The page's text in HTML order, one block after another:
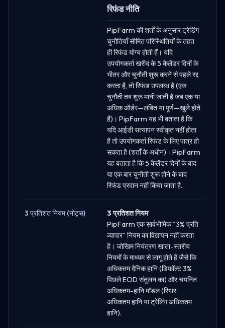
रिफंड नीति
PipFarm की शर्तों के अनुसार ट्रेडिंग
चुनौतियाँ सीमित परिस्थितियों के तहत
ही रिफंड योग्य होती हैं। यदि
उपयोगकर्ता खरीद के 5 कैलेंडर दिनों के
भीतर और चुनौती शुरू करने से पहले रद्द
करता है, तो रिफंड उपलब्ध है (एक
चुनौती तब शुरू मानी जाती है जब एक या
अधिक ऑर्डर—लंबित या पूर्ण—खुले होते
हैं)। PipFarm यह भी बताता है कि
यदि आईडी सत्यापन स्वीकृत नहीं होता
है तो उपयोगकर्ता रिफंड के लिए पात्र हो
सकता है (शर्तों के अधीन)। PipFarm
यह बताता है कि 5 कैलेंडर दिनों के बाद
या एक बार चुनौती शुरू होने के बाद
रिफंड प्रदान नहीं किया जाता है.
3 प्रतिशत नियम (नोट्स)
3 प्रतिशत नियम
PipFarm एक सार्वभौमिक "3% प्रति
व्यापार" नियम का विज्ञापन नहीं करता
है। जोखिम नियंत्रण खाता-स्तरीय
नियमों के माध्यम से लागू होते हैं जैसे कि
अधिकतम दैनिक हानि (डिफ़ॉल्ट 3%
पिछले EOD संतुलन का) और चयनित
अधिकतम-हानि मॉडल (स्थिर
अधिकतम हानि या ट्रेलिंग अधिकतम
हानि).